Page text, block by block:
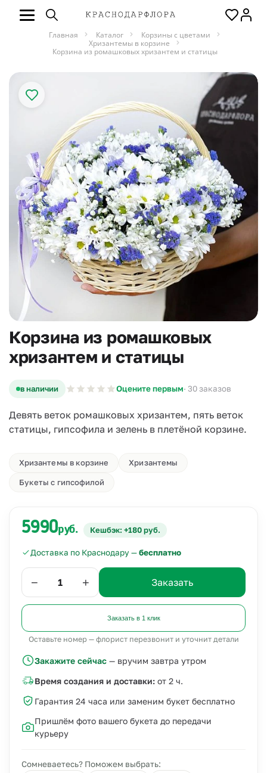
Главная Каталог
Корзины с цветами
Хризантемы в корзине
Корзина из ромашковых хризантем и статицы
Корзина из ромашковых
хризантем и статицы
в наличии Оцените первым· 30 заказов
Девять веток ромашковых хризантем, пять веток
статицы, гипсофила и зелень в плетёной корзине.
Хризантемы в корзине Хризантемы
Букеты с гипсофилой
5990руб. Кешбэк: +180 руб.
Доставка по Краснодару —бесплатно
− + Заказать
Заказать в 1 клик
Оставьте номер — флорист перезвонит и уточнит детали
Закажите сейчас — вручим завтра утром
Время создания и доставки: от 2 ч.
Гарантия 24 часа или заменим букет бесплатно
Пришлём фото вашего букета до передачи
курьеру
Сомневаетесь? Поможем выбрать: